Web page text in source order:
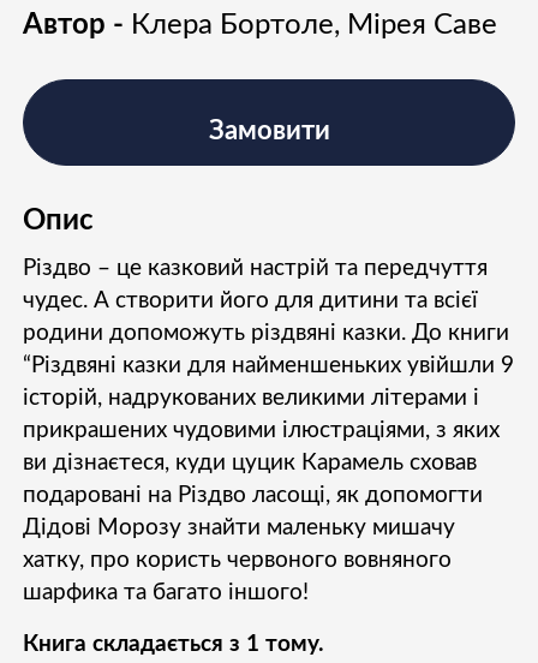
Автор - Клера Бортоле, Мірея Саве
Опис
Різдво – це казковий настрій та передчуття
чудес. А створити його для дитини та всієї
родини допоможуть різдвяні казки. До книги
“Різдвяні казки для найменшеньких увійшли 9
історій, надрукованих великими літерами і
прикрашених чудовими ілюстраціями, з яких
ви дізнаєтеся, куди цуцик Карамель сховав
подаровані на Різдво ласощі, як допомогти
Дідові Морозу знайти маленьку мишачу
хатку, про користь червоного вовняного
шарфика та багато іншого!
Книга складається з 1 тому.
Замовити